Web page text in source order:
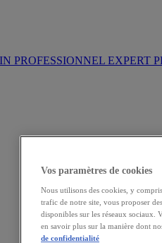
PROFESSIONNEL EXPERT
Vos paramètres de cookies
Nous utilisons des cookies, y
trafic de notre site, vous proposer
disponibles sur les réseaux sociaux.
en savoir plus sur la manière dont
de confidentialité